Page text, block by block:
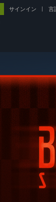
サインイン 言